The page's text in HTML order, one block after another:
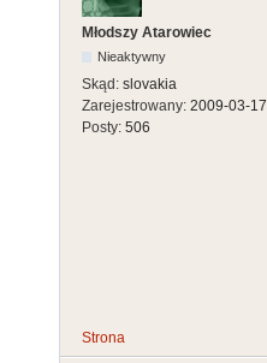
Młodszy Atarowiec
Nieaktywny
Skąd: slovakia
Zarejestrowany: 2009-03-17
Posty: 506
Strona